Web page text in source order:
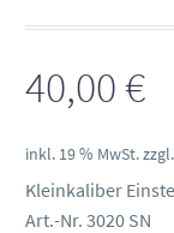
40,00€
inkl. 19 % MwSt.zzgl.
Kleinkaliber
Art.-Nr. 3020 SN